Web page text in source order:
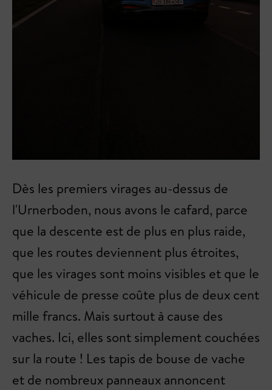
Dès les premiers virages au-dessus de
l'Urnerboden, nous avons le cafard, parce
que la descente est de plus en plus raide,
que les routes deviennent plus étroites,
que les virages sont moins visibles et que le
véhicule de presse coûte plus de deux cent
mille francs. Mais surtout à cause des
vaches. Ici, elles sont simplement couchées
sur la route ! Les tapis de bouse de vache
et de nombreux panneaux annoncent